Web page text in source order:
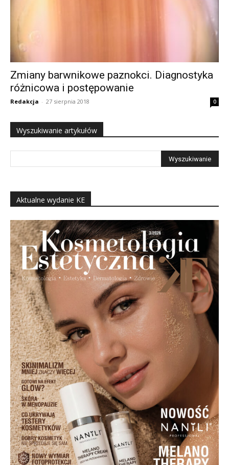
Zmiany barwnikowe paznokci. Diagnostyka
różnicowa i postępowanie
Redakcja - 27 sierpnia 2018 0
Wyszukiwanie artykułów
Aktualne wydanie KE